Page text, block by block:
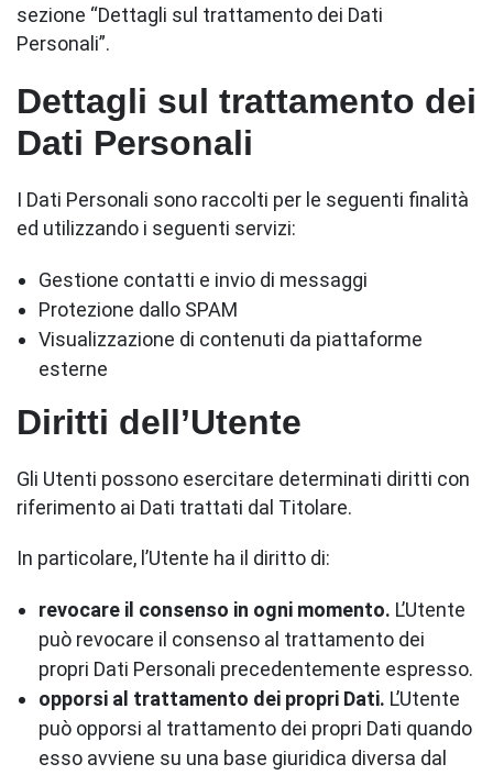
sezione “Dettagli sul trattamento dei Dati
Personali”.
Dettagli sul trattamento dei
Dati Personali
I Dati Personali sono raccolti per le seguenti finalità
ed utilizzando i seguenti servizi:
Gestione contatti e invio di messaggi
Protezione dallo SPAM
Visualizzazione di contenuti da piattaforme
esterne
Diritti dell’Utente
Gli Utenti possono esercitare determinati diritti con
riferimento ai Dati trattati dal Titolare.
In particolare, l’Utente ha il diritto di:
revocare il consenso in ogni momento. L’Utente
può revocare il consenso al trattamento dei
propri Dati Personali precedentemente espresso.
opporsi al trattamento dei propri Dati. L’Utente
può opporsi al trattamento dei propri Dati quando
esso avviene su una base giuridica diversa dal